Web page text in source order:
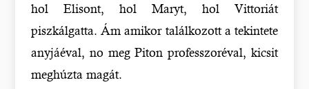
hol Elisont, hol Maryt, hol Vittoriát
piszkálgatta. Ám amikor találkozott a tekintete
anyjáéval, no meg Piton professzoréval, kicsit
meghúzta magát.